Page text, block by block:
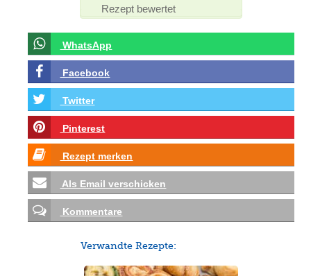
Rezept bewertet
WhatsApp
Facebook
Twitter
Pinterest
Rezept merken
Als Email verschicken
Kommentare
Verwandte Rezepte: